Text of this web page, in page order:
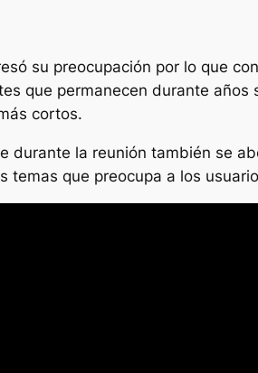
su preocupación por lo que
que permanecen durante
cortos.
durante la reunión también se
temas que preocupa a los